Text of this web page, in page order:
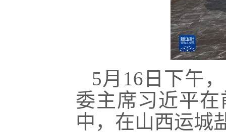
5月16日下午
委主席习近平
中，在山西运城